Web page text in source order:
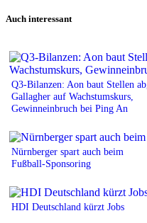
Auch interessant
Q3-Bilanzen: Aon baut Stellen ab,
Gallagher auf Wachstumskurs,
Gewinneinbruch bei Ping An
Nürnberger spart auch beim
Fußball-Sponsoring
HDI Deutschland kürzt Jobs